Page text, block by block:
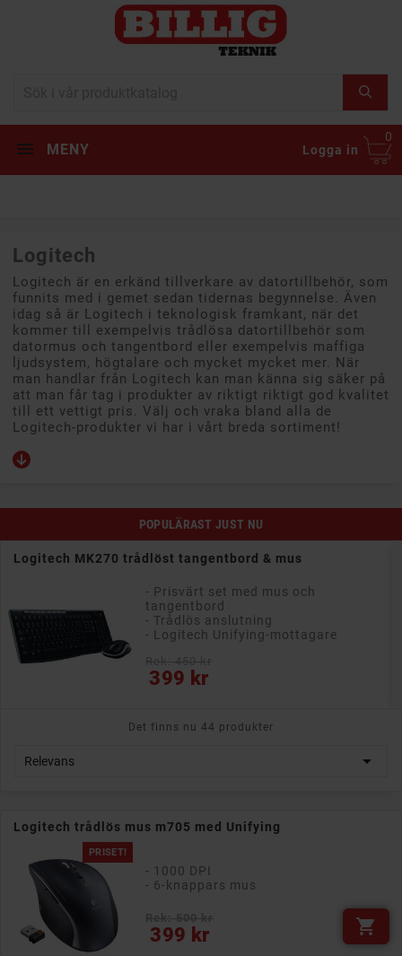
MENY Logga in
0
Logitech
Logitech är en erkänd tillverkare av datortillbehör, som
funnits med i gemet sedan tidernas begynnelse. Även
idag så är Logitech i teknologisk framkant, när det
kommer till exempelvis trådlösa datortillbehör som
datormus och tangentbord eller exempelvis maffiga
ljudsystem, högtalare och mycket mycket mer. När
man handlar från Logitech kan man känna sig säker på
att man får tag i produkter av riktigt riktigt god kvalitet
till ett vettigt pris. Välj och vraka bland alla de
Logitech-produkter vi har i vårt breda sortiment!
POPULÄRAST JUST NU
Logitech MK270 trådlöst tangentbord & mus
- Prisvärt set med mus och
tangentbord
- Trådlös anslutning
- Logitech Unifying-mottagare
399 kr
Pris
Det finns nu 44 produkter
Relevans 
Logitech trådlös mus m705 med Unifying
PRISET!
- 1000 DPI
- 6-knappars mus
399 kr
Pris 